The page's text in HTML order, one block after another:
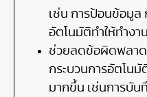
เช่น การป้อนข้อมูล
อัตโนมัติทำให้ทำงา
ช่วยลดข้อผิดพลาด
กระบวนการอัตโน
มากขึ้น เช่นการบั